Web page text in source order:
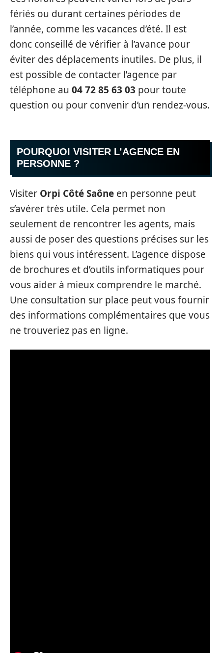
fériés ou durant certaines périodes de
l’année, comme les vacances d’été. Il est
donc conseillé de vérifier à l’avance pour
éviter des déplacements inutiles. De plus, il
est possible de contacter l’agence par
téléphone au 04 72 85 63 03 pour toute
question ou pour convenir d’un rendez-vous.
POURQUOI VISITER L’AGENCE EN
PERSONNE ?
Visiter Orpi Côté Saône en personne peut
s’avérer très utile. Cela permet non
seulement de rencontrer les agents, mais
aussi de poser des questions précises sur les
biens qui vous intéressent. L’agence dispose
de brochures et d’outils informatiques pour
vous aider à mieux comprendre le marché.
Une consultation sur place peut vous fournir
des informations complémentaires que vous
ne trouveriez pas en ligne.